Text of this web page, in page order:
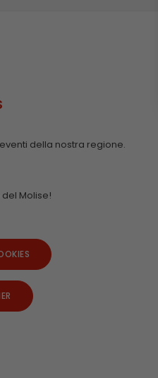
della nostra regione.
Molise!